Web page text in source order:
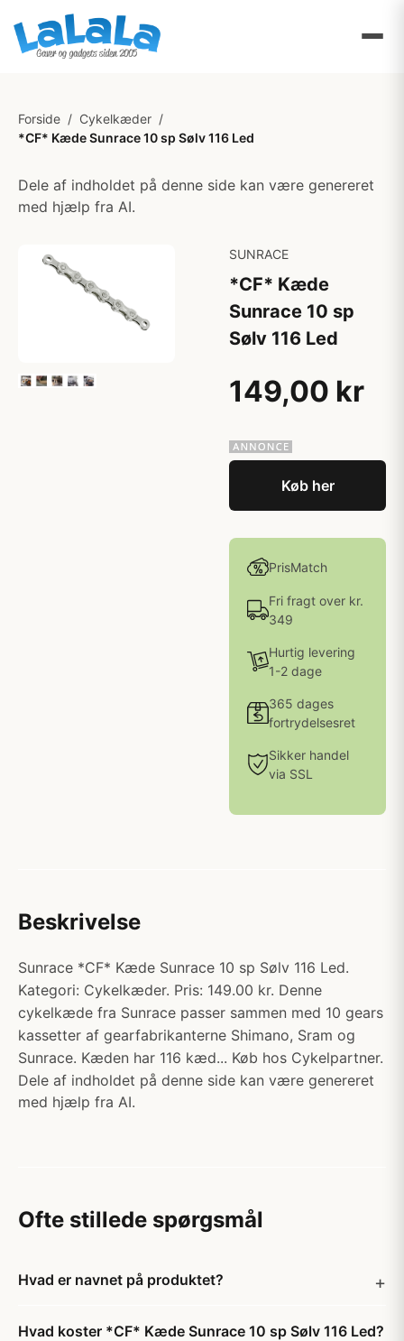
Forside / Cykelkæder /
*CF* Kæde Sunrace 10 sp Sølv 116 Led
Dele af indholdet på denne side kan være genereret
med hjælp fra AI.
SUNRACE
*CF* Kæde
Sunrace 10 sp
Sølv 116 Led
149,00 kr
Køb her
PrisMatch
Fri fragt over kr.
349
Hurtig levering
1-2 dage
365 dages
fortrydelsesret
Sikker handel
via SSL
Beskrivelse
Sunrace *CF* Kæde Sunrace 10 sp Sølv 116 Led.
Kategori: Cykelkæder. Pris: 149.00 kr. Denne
cykelkæde fra Sunrace passer sammen med 10 gears
kassetter af gearfabrikanterne Shimano, Sram og
Sunrace. Kæden har 116 kæd... Køb hos Cykelpartner.
Dele af indholdet på denne side kan være genereret
med hjælp fra AI.
Ofte stillede spørgsmål
Hvad er navnet på produktet?
Hvad koster *CF* Kæde Sunrace 10 sp Sølv 116 Led?